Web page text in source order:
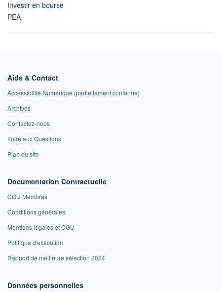
Investir en bourse
PEA
Aide & Contact
Accessibilité Numérique (partiellement conforme)
Archives
Contactez-nous
Foire aux Questions
Plan du site
Documentation Contractuelle
CGU Membres
Conditions générales
Mentions légales et CGU
Politique d'exécution
Rapport de meilleure sélection 2024
Données personnelles